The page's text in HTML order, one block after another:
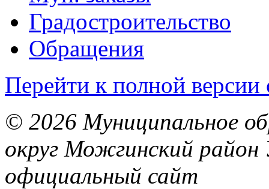
Градостроительство
Обращения
Перейти к полной версии
© 2026 Муниципальное
округ Можгинский район
официальный сайт